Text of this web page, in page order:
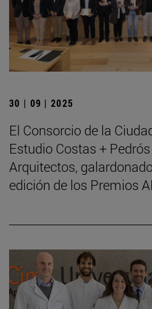
30 | 09 | 2025
El Consorcio de la
Estudio Costas +
Arquitectos,
edición de los Premios